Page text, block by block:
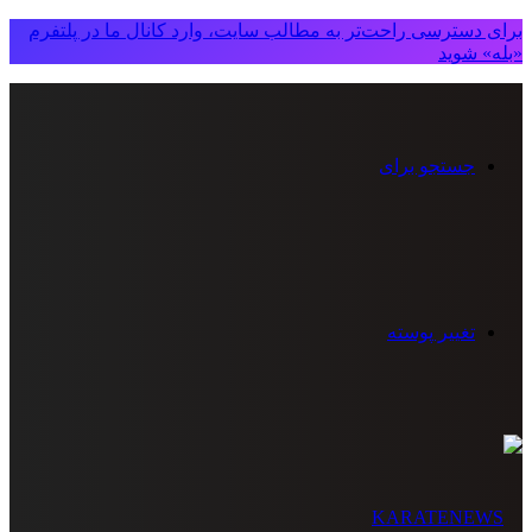
برای دسترسی راحت‌تر به مطالب سایت، وارد کانال ما در پلتفرم
«بله» شوید
جستجو برای
تغییر پوسته